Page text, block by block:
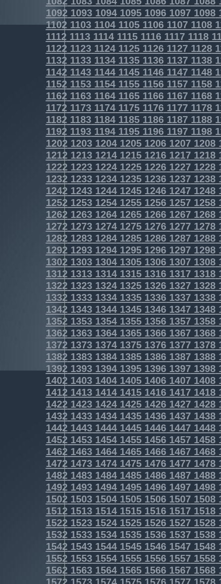
1092109310941095109610971098
1102110311041105110611071108
1112111311141115111611171118
1122112311241125112611271128
1132113311341135113611371138
1142114311441145114611471148
1152115311541155115611571158
1162116311641165116611671168
1172117311741175117611771178
1182118311841185118611871188
1192119311941195119611971198
1202120312041205120612071208
1212121312141215121612171218
1222122312241225122612271228
1232123312341235123612371238
1242124312441245124612471248
1252125312541255125612571258
1262126312641265126612671268
1272127312741275127612771278
1282128312841285128612871288
1292129312941295129612971298
1302130313041305130613071308
1312131313141315131613171318
1322132313241325132613271328
1332133313341335133613371338
1342134313441345134613471348
1352135313541355135613571358
1362136313641365136613671368
1372137313741375137613771378
1382138313841385138613871388
1392139313941395139613971398
1402140314041405140614071408
1412141314141415141614171418
1422142314241425142614271428
1432143314341435143614371438
1442144314441445144614471448
1452145314541455145614571458
1462146314641465146614671468
1472147314741475147614771478
1482148314841485148614871488
1492149314941495149614971498
1502150315041505150615071508
1512151315141515151615171518
1522152315241525152615271528
1532153315341535153615371538
1542154315441545154615471548
1552155315541555155615571558
1562156315641565156615671568